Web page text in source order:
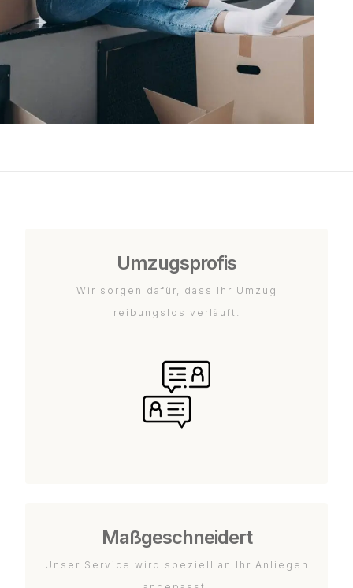
Umzugsprofis
Wir sorgen dafür, dass Ihr Umzug
reibungslos verläuft.
Maßgeschneidert
Unser Service wird speziell an Ihr Anliegen